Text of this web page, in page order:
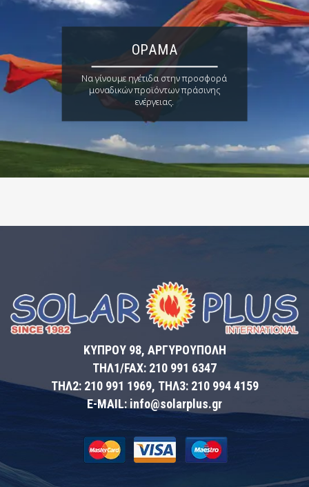
ΌΡΑΜΑ
Να γίνουμε ηγέτιδα στην προσφορά
μοναδικών προϊόντων πράσινης
ενέργειας.
ΚΥΠΡΟΥ 98, ΑΡΓΥΡΟΥΠΟΛΗ
ΤΗΛ1/FAX: 210 991 6347
ΤΗΛ2: 210 991 1969, ΤΗΛ3: 210 994 4159
E-MAIL: info@solarplus.gr